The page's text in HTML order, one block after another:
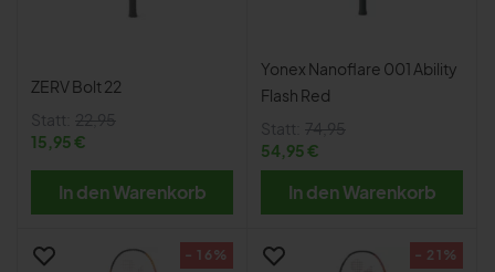
ZERV Bolt 22
Statt: 22,95
15,95 €
In den Warenkorb
Yonex Nanoflare 001 Ability
Flash Red
Statt: 74,95
54,95 €
In den Warenkorb
- 16% - 21%